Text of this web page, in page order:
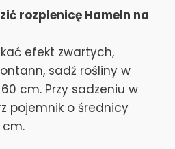
rozplenicę Hameln na
efekt zwartych,
sadź rośliny w
cm. Przy sadzeniu w
pojemnik o średnicy